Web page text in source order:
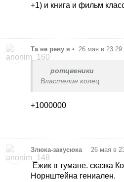
+1) и книга и фильм
Та не реву я • 26 мая в 23:29
ротцвеники
Властелин колец
+1000000
Злюка-закусюка 26 мая в
Ежик в тумане. сказка
Норнштейна гениален.